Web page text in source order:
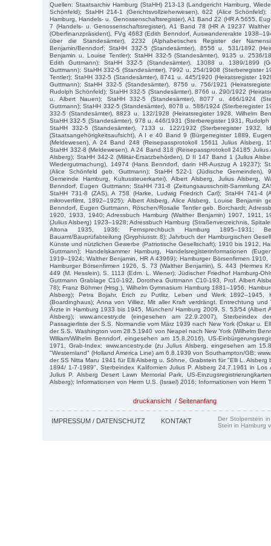
Quellen: Staatsarchiv Hamburg (StaHH) 213-13 (Landgericht Hamburg,
Schönfeld); StaHH 214-1 (Gerichtsvollzieherwesen), 622 (Alice Schönfeld);
Hamburg, Handels- u. Genossenschaftsregister), A1 Band 22 (HR A 5655,
7 (Handels- u. Genossenschaftsregister), A1 Band 78 (HR A 19237
(Oberfinanzpräsident), FVg 4683 (Edith Benndorf, Auswandererakte
über die Standesämter), 2232 (Alphabetisches Register der
Benjamin/Benndorf; StaHH 332-5 (Standesämter), 8556 u. 531/1892
Benjamin u. Louise Tentler); StaHH 332-5 (Standesämter), 9135 u. 2536/
Edith Guttmann); StaHH 332-5 (Standesämter), 13088 u. 1389/1899
Guttmann); StaHH 332-5 (Standesämter), 7992 u. 254/1908 (Sterberegister
Tentler); StaHH 332-5 (Standesämter), 8741 u. 445/1920 (Heiratsregister
Guttmann); StaHH 332-5 (Standesämter), 8756 u. 756/1921
Rudolph Schönfeld); StaHH 332-5 (Standesämter), 8766 u. 290/1922
u. Albert Nauen); StaHH 332-5 (Standesämter), 8077 u. 466/1924
Guttmann); StaHH 332-5 (Standesämter), 8078 u. 586/1924 (Sterberegister
332-5 (Standesämter), 8823 u. 132/1928 (Heiratsregister 1928, Wilhelm
StaHH 332-5 (Standesämter), 978 u. 446/1931 (Sterberegister 1931, Rudolph
StaHH 332-5 (Standesämter), 7133 u. 122/1932 (Sterberegister 1932,
(Staatsangehörigkeitsaufsicht), A I e 40 Band 9 (Bürgerregister 1889,
(Meldewesen), A 24 Band 248 (Reisepassprotokoll 15611 Julius Alsberg,
StaHH 332-8 (Meldewesen), A 24 Band 318 (Reisepassprotokoll 24185
Alsberg); StaHH 342-2 (Militär-Ersatzbehörden), D II 147 Band 1 (Julius
Wiedergutmachung), 14974 (Hans Benndorf, darin HR-Auszug A 19237);
(Alice Schönfeld geb. Guttmann); StaHH 522-1 (Jüdische Gemeinden),
Gemeinde Hamburg, Kultussteuerkartei), Albert Alsberg, Julius Alsberg,
Benndorf, Eugen Guttmann; StaHH 731-8 (Zeitungsausschnitt-Sammlung
StaHH 731-8 (ZAS), A 758 (Harke, Ludwig Friedrich Carl); StaHH 741-4
mikroverfilmt, 1892–1925), Albert Alsberg, Alice Alsberg, Louise Benjamin
Benndorf, Eugen Guttmann, Röschen/Rosalie Tentler geb. Borchardt;
1920, 1933, 1940; Adressbuch Hamburg (Walther Benjamin) 1907, 1911,
(Julius Alsberg) 1923–1928; Adressbuch Hamburg (Straßenverzeichnis,
Altona 1935, 1936; Fernsprechbuch Hamburg 1895–1931;
Bauamt/Bauprüfabteilung (Gryphiusstr. 8); Jahrbuch der Hamburgischen
Künste und nützlichen Gewerbe (Patriotische Gesellschaft), 1910 bis 1912,
Guttmann); Handelskammer Hamburg, Handelsregisterinformationen
1919–1924; Walther Benjamin, HR A 43969); Hamburger Börsenfirmen
Hamburger Börsenfirmen 1926, S. 73 (Walther Benjamin), S. 443 (Hermes
449 (M. Hesslein), S. 1113 (Edm. L. Wiener); Jüdischer Friedhof Hamburg-
Guttmann Grablage C10-192, Dorothea Guttmann C10-193, Prof. Albert
78); Franz Böhmer (Hrsg.), Wilhelm Gymnasium Hamburg 1881–1956,
Alsberg); Petra Bojahr, Erich zu Putlitz. Leben und Werk 1892–1945,
(Boardinghaus); Anna von Villiez, Mit aller Kraft verdrängt. Entrechtung und
Ärzte in Hamburg 1933 bis 1945, München/ Hamburg 2009, S. 53/54 (Albert
Alsberg); www.ancestry.de (eingesehen am 22.9.2007), Sterbeindex
Passagierliste der S.S. Normandie vom März 1939 nach New York (Oskar u.
der S.S. Washington vom 28.5.1940 von Neapel nach New York (Wilhelm
William/Wilhelm Benndorf, eingesehen am 15.8.2016), US-
1971, Grab-Index; www.ancestry.de (zu Julius Alsberg, eingesehen am
"Westernland" (Holland America Line) am 6.8.1939 von Southampton/GB;
der SS Nitta Maru 1941 für Elli Alsberg u. Söhne, Grabstein für "Elli L. Alsberg
1894/ 1-7-1989", Sterbeindex Kalifornien Julius P. Alsberg 24.7.1961 in Los
Julius P. Alsberg Desert Lawn Memorial Park, US-
Alsberg); Informationen von Herrn U.S. (Israel) 2016; Informationen von Herrn
druckansicht / Seitenanfang
IMPRESSUM / DATENSCHUTZ KONTAKT
Der Stolperstein
Stein in Hamburg